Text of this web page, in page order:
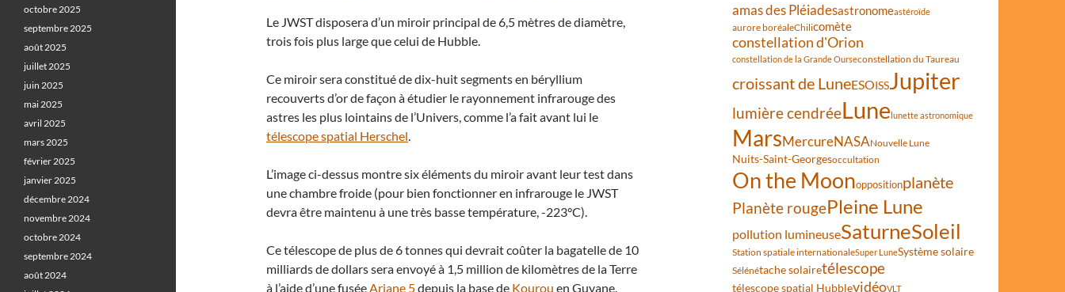
Le JWST disposera d’un miroir principal de 6,5 mètres de diamètre,
trois fois plus large que celui de Hubble.
Ce miroir sera constitué de dix-huit segments en béryllium
recouverts d’or de façon à étudier le rayonnement infrarouge des
astres les plus lointains de l’Univers, comme l’a fait avant lui le
télescope spatial Herschel.
L’image ci-dessus montre six éléments du miroir avant leur test dans
une chambre froide (pour bien fonctionner en infrarouge le JWST
devra être maintenu à une très basse température, -223°C).
Ce télescope de plus de 6 tonnes qui devrait coûter la bagatelle de 10
milliards de dollars sera envoyé à 1,5 million de kilomètres de la Terre
à l’aide d’une fuséeAriane 5depuis la base de Kourou en Guyane.
amas des Pléiadesastronomeastéroïde
aurore boréaleChilicomète
constellation d'Orion
constellation de la Grande Ourseconstellation du Taureau
croissant de LuneESOISSJupiter
lumière cendréeLunelunette astronomique
MarsMercureNASANouvelle Lune
Nuits-Saint-Georgesoccultation
On the Moonoppositionplanète
Planète rougePleine Lune
pollution lumineuseSaturneSoleil
Station spatiale internationaleSuper LuneSystème solaire
Sélénétache solairetélescope
télescope spatial HubblevidéoVLT
octobre 2025
septembre 2025
août 2025
juillet 2025
juin 2025
mai 2025
avril 2025
mars 2025
février 2025
janvier 2025
décembre 2024
novembre 2024
octobre 2024
septembre 2024
août 2024